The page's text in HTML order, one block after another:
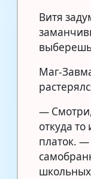
Витя
выберешь
Маг-
—
откуда
платок. —
школьных